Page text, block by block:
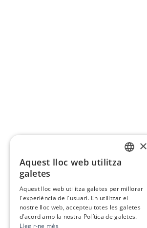
×
Aquest lloc web utilitza
galetes
Aquest lloc web utilitza galetes per millorar
l'experiència de l'usuari. En utilitzar el
nostre lloc web, accepteu totes les galetes
d’acord amb la nostra Política de galetes.
Llegir-ne més